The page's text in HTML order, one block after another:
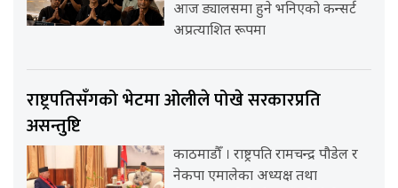
आज ड्यालसमा हुने भनिएको कन्सर्ट
अप्रत्याशित रूपमा
राष्ट्रपतिसँगको भेटमा ओलीले पोखे सरकारप्रति
असन्तुष्टि
काठमाडौँ । राष्ट्रपति रामचन्द्र पौडेल र
नेकपा एमालेका अध्यक्ष तथा